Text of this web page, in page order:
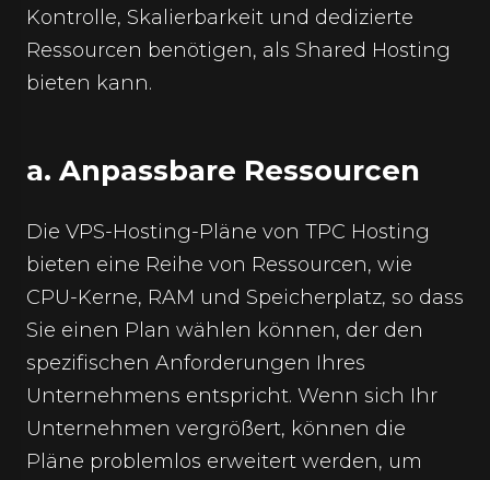
Kontrolle, Skalierbarkeit und dedizierte
Ressourcen benötigen, als Shared Hosting
bieten kann.
a. Anpassbare Ressourcen
Die VPS-Hosting-Pläne von TPC Hosting
bieten eine Reihe von Ressourcen, wie
CPU-Kerne, RAM und Speicherplatz, so dass
Sie einen Plan wählen können, der den
spezifischen Anforderungen Ihres
Unternehmens entspricht. Wenn sich Ihr
Unternehmen vergrößert, können die
Pläne problemlos erweitert werden, um